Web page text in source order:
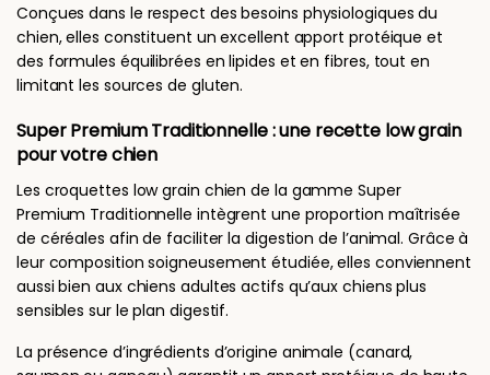
Conçues dans le respect des besoins physiologiques du
chien, elles constituent un excellent apport protéique et
des formules équilibrées en lipides et en fibres, tout en
limitant les sources de gluten.
Super Premium Traditionnelle : une recette low grain
pour votre chien
Les croquettes low grain chien de la gamme Super
Premium Traditionnelle intègrent une proportion maîtrisée
de céréales afin de faciliter la digestion de l’animal. Grâce à
leur composition soigneusement étudiée, elles conviennent
aussi bien aux chiens adultes actifs qu’aux chiens plus
sensibles sur le plan digestif.
La présence d’ingrédients d’origine animale (canard,